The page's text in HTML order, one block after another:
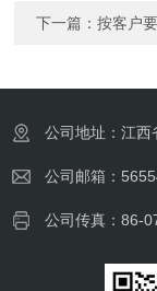
下一篇：按客户
公司地址：江西
公司邮箱：
公司传真：86-